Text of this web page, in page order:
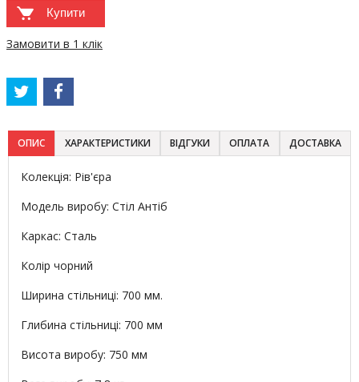
Купити
Замовити в 1 клік
ОПИС ХАРАКТЕРИСТИКИ ВІДГУКИ ОПЛАТА ДОСТАВКА
Колекція: Рів'єра
Модель виробу: Стіл Антіб
Каркас: Сталь
Колір чорний
Ширина стільниці: 700 мм.
Глибина стільниці: 700 мм
Висота виробу: 750 мм